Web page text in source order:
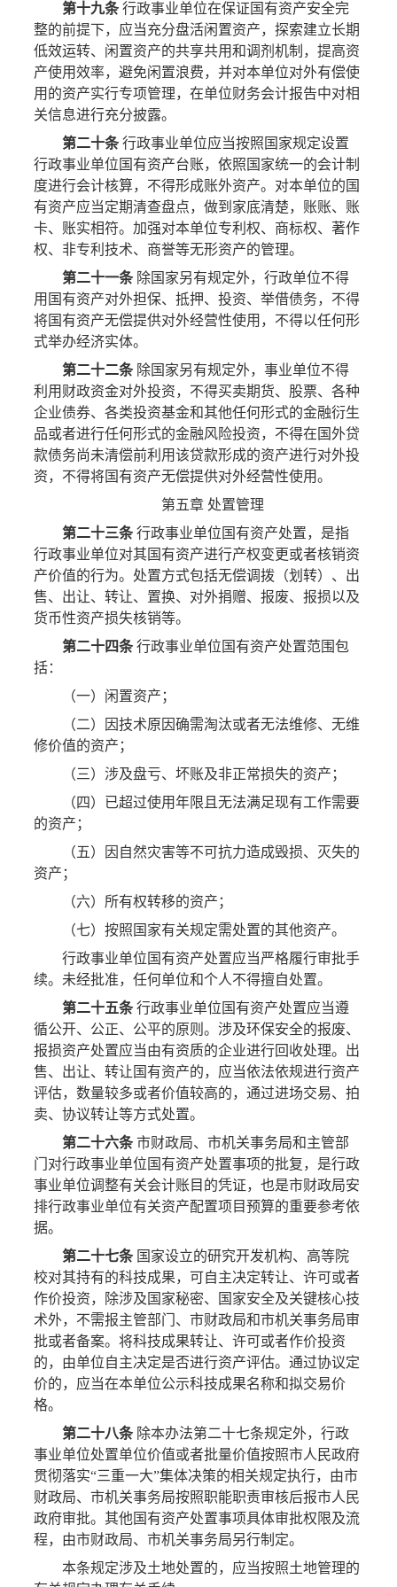
第十九条行政事业单位在保证国有资产安全完
整的前提下，应当充分盘活闲置资产，探索建立长期
低效运转、闲置资产的共享共用和调剂机制，提高资
产使用效率，避免闲置浪费，并对本单位对外有偿使
用的资产实行专项管理，在单位财务会计报告中对相
关信息进行充分披露。
第二十条行政事业单位应当按照国家规定设置
行政事业单位国有资产台账，依照国家统一的会计制
度进行会计核算，不得形成账外资产。对本单位的国
有资产应当定期清查盘点，做到家底清楚，账账、账
卡、账实相符。加强对本单位专利权、商标权、著作
权、非专利技术、商誉等无形资产的管理。
第二十一条除国家另有规定外，行政单位不得
用国有资产对外担保、抵押、投资、举借债务，不得
将国有资产无偿提供对外经营性使用，不得以任何形
式举办经济实体。
第二十二条除国家另有规定外，事业单位不得
利用财政资金对外投资，不得买卖期货、股票、各种
企业债券、各类投资基金和其他任何形式的金融衍生
品或者进行任何形式的金融风险投资，不得在国外贷
款债务尚未清偿前利用该贷款形成的资产进行对外投
资，不得将国有资产无偿提供对外经营性使用。
第五章 处置管理
第二十三条行政事业单位国有资产处置，是指
行政事业单位对其国有资产进行产权变更或者核销资
产价值的行为。处置方式包括无偿调拨（划转）、出
售、出让、转让、置换、对外捐赠、报废、报损以及
货币性资产损失核销等。
第二十四条行政事业单位国有资产处置范围包
括：
（一）闲置资产；
（二）因技术原因确需淘汰或者无法维修、无维
修价值的资产；
（三）涉及盘亏、坏账及非正常损失的资产；
（四）已超过使用年限且无法满足现有工作需要
的资产；
（五）因自然灾害等不可抗力造成毁损、灭失的
资产；
（六）所有权转移的资产；
（七）按照国家有关规定需处置的其他资产。
行政事业单位国有资产处置应当严格履行审批手
续。未经批准，任何单位和个人不得擅自处置。
第二十五条行政事业单位国有资产处置应当遵
循公开、公正、公平的原则。涉及环保安全的报废、
报损资产处置应当由有资质的企业进行回收处理。出
售、出让、转让国有资产的，应当依法依规进行资产
评估，数量较多或者价值较高的，通过进场交易、拍
卖、协议转让等方式处置。
第二十六条市财政局、市机关事务局和主管部
门对行政事业单位国有资产处置事项的批复，是行政
事业单位调整有关会计账目的凭证，也是市财政局安
排行政事业单位有关资产配置项目预算的重要参考依
据。
第二十七条国家设立的研究开发机构、高等院
校对其持有的科技成果，可自主决定转让、许可或者
作价投资，除涉及国家秘密、国家安全及关键核心技
术外，不需报主管部门、市财政局和市机关事务局审
批或者备案。将科技成果转让、许可或者作价投资
的，由单位自主决定是否进行资产评估。通过协议定
价的，应当在本单位公示科技成果名称和拟交易价
格。
第二十八条除本办法第二十七条规定外，行政
事业单位处置单位价值或者批量价值按照市人民政府
贯彻落实“三重一大”集体决策的相关规定执行，由市
财政局、市机关事务局按照职能职责审核后报市人民
政府审批。其他国有资产处置事项具体审批权限及流
程，由市财政局、市机关事务局另行制定。
本条规定涉及土地处置的，应当按照土地管理的